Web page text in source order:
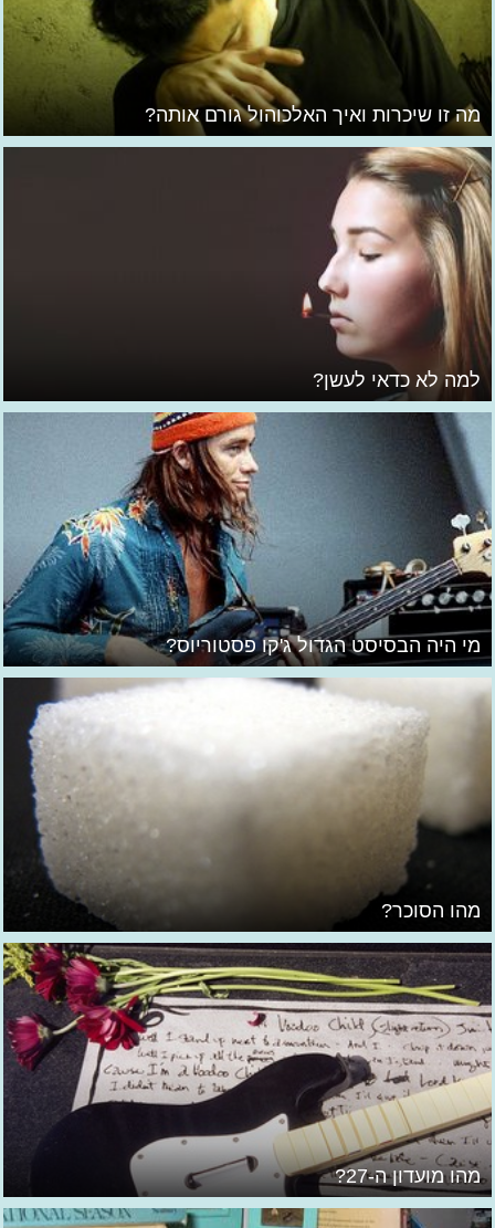
מה זו שיכרות ואיך האלכוהול גורם אותה?
למה לא כדאי לעשן?
מי היה הבסיסט הגדול ג'קו פסטוריוס?
מהו הסוכר?
מהו מועדון ה-27?